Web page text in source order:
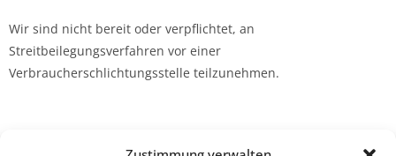
Wir sind nicht bereit oder verpflichtet, an
Streitbeilegungsverfahren vor einer
Verbraucherschlichtungsstelle teilzunehmen.